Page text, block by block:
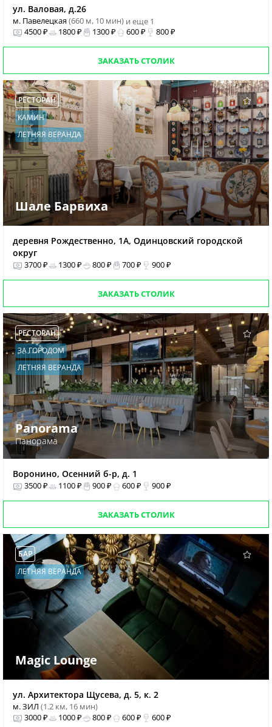
ул. Валовая, д.26
м. Павелецкая(660 м, 10 мин) и еще 1
4500 ₽
1800 ₽ 1300 ₽ 600 ₽ 800 ₽
ЗАКАЗАТЬ СТОЛИК
РЕСТОРАН
КАМИН
ЛЕТНЯЯ ВЕРАНДА
Шале Барвиха
деревня Рождественно, 1А, Одинцовский городской
округ
3700 ₽ 1300 ₽ 800 ₽ 700 ₽ 900 ₽
ЗАКАЗАТЬ СТОЛИК
РЕСТОРАН
ЗА ГОРОДОМ
ЛЕТНЯЯ ВЕРАНДА
Panorama
Панорама
Воронино, Осенний б-р, д. 1
3500 ₽ 1100 ₽ 900 ₽ 600 ₽ 900 ₽
ЗАКАЗАТЬ СТОЛИК
БАР
ЛЕТНЯЯ ВЕРАНДА
Magic Lounge
ул. Архитектора Щусева, д. 5, к. 2
м. ЗИЛ (1.2 км, 16 мин)
3000 ₽
1000 ₽ 800 ₽ 600 ₽ 600 ₽